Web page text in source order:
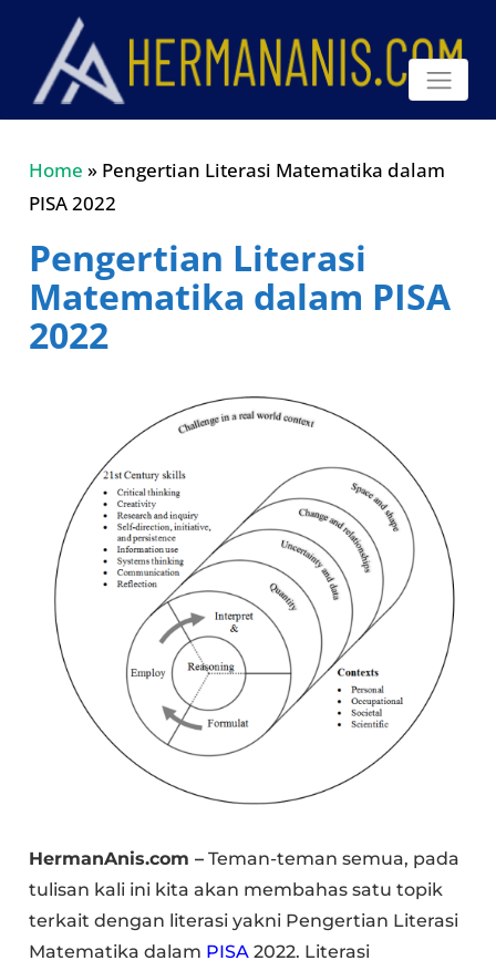
Home » Pengertian Literasi Matematika dalam
PISA 2022
Pengertian Literasi
Matematika dalam PISA
2022
HermanAnis.com – Teman-teman semua, pada
tulisan kali ini kita akan membahas satu topik
terkait dengan literasi yakni Pengertian Literasi
Matematika dalam PISA 2022. Literasi